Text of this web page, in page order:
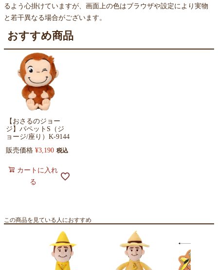
るよう心掛けていますが、画面上の色はブラウザや設定により実物
と若干異なる場合がございます。
おすすめ商品
【おさるのジョー
ジ】パペットS（ジ
ョージ/座り）K-9144
販売価格 ¥3,190 税込
カートに入れ
る
この商品を見ている人におすすめ